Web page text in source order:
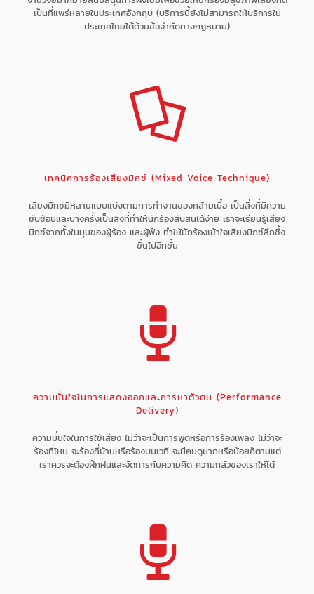
เป็นที่แพร่หลายในประเทศอังกฤษ (บริการนี้ยังไม่สามารถให้บริการใน
ประเทศไทยได้ด้วยข้อจำกัดทางกฏหมาย)
เทคนิคการร้องเสียงมิกซ์ (Mixed Voice Technique)
เสียงมิกซ์มีหลายแบบแบ่งตามการทำงานของกล้ามเนื้อ เป็นสิ่งที่มีความ
ซับซ้อนและบางครั้งเป็นสิ่งที่ทำให้นักร้องสับสนได้ง่าย เราจะเรียนรู้เสียง
มิกซ์จากทั้งในมุมของผู้ร้อง และผู้ฟัง ทำให้นักร้องเข้าใจเสียงมิกซ์ลึกซึ้ง
ขึ้นไปอีกขั้น
ความมั่นใจในการแสดงออกและการหาตัวตน (Performance
Delivery)
ความมั่นใจในการใช้เสียง ไม่ว่าจะเป็นการพูดหรือการร้องเพลง ไม่ว่าจะ
ร้องที่ไหน จะร้องที่บ้านหรือร้องบนเวที จะมีคนดูมากหรือน้อยก็ตามแต่
เราควรจะต้องฝึกฝนและจัดการกับความคิด ความกลัวของเราให้ได้